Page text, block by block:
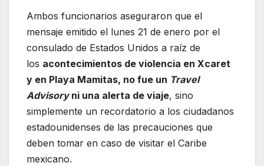
Ambos funcionarios aseguraron que el
mensaje emitido el lunes 21 de enero por el
consulado de Estados Unidos a raíz de
los acontecimientos de violencia en Xcaret
y en Playa Mamitas, no fue un Travel
Advisoryni una alerta de viaje, sino
simplemente un recordatorio a los ciudadanos
estadounidenses de las precauciones que
deben tomar en caso de visitar el Caribe
mexicano.